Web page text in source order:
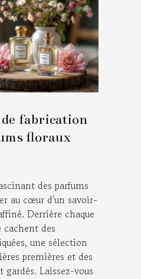
de fabrication
floraux
des parfums
au cœur d'un savoir-
Derrière chaque
des
une sélection
premières et des
gardés. Laissez-vous